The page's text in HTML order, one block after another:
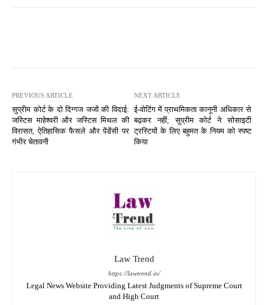
PREVIOUS ARTICLE
सुप्रीम कोर्ट के दो दिग्गज जजों की विदाई:
जस्टिस माहेश्वरी और जस्टिस मिथल की
विरासत, ऐतिहासिक फैसले और पेंडेंसी पर
गंभीर चेतावनी
NEXT ARTICLE
ई-वोटिंग में प्राथमिकता कानूनी अधिकार से
बढ़कर नहीं; सुप्रीम कोर्ट ने सोसाइटी
ट्रस्टियों के लिए बहुमत के नियम को स्पष्ट
किया
Law Trend
https://lawtrend.in/
Legal News Website Providing Latest Judgments of Supreme Court
and High Court